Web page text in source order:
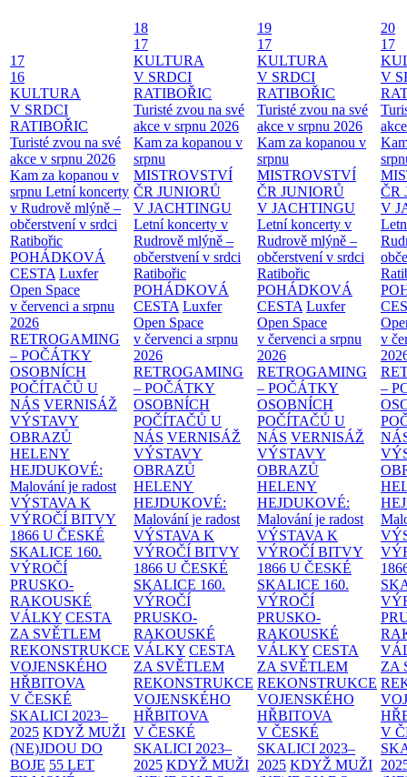
17
16
KULTURA
V SRDCI
RATIBOŘIC
Turisté zvou na své
akce v srpnu 2026
Kam za kopanou v
srpnu Letní koncerty
v Rudrově mlýně –
občerstvení v srdci
Ratibořic
POHÁDKOVÁ
CESTA Luxfer
Open Space
v červenci a srpnu
2026
RETROGAMING
– POČÁTKY
OSOBNÍCH
POČÍTAČŮ U
NÁS VERNISÁŽ
VÝSTAVY
OBRAZŮ
HELENY
HEJDUKOVÉ:
Malování je radost
VÝSTAVA K
VÝROČÍ BITVY
1866 U ČESKÉ
SKALICE 160.
VÝROČÍ
PRUSKO-
RAKOUSKÉ
VÁLKY CESTA
ZA SVĚTLEM
REKONSTRUKCE
VOJENSKÉHO
HŘBITOVA
V ČESKÉ
SKALICI 2023–
2025 KDYŽ MUŽI
(NE)JDOU DO
BOJE 55 LET
18
17
KULTURA
V SRDCI
RATIBOŘIC
Turisté zvou na své
akce v srpnu 2026
Kam za kopanou v
srpnu
MISTROVSTVÍ
ČR JUNIORŮ
V JACHTINGU
Letní koncerty v
Rudrově mlýně –
občerstvení v srdci
Ratibořic
POHÁDKOVÁ
CESTA Luxfer
Open Space
v červenci a srpnu
2026
RETROGAMING
– POČÁTKY
OSOBNÍCH
POČÍTAČŮ U
NÁS VERNISÁŽ
VÝSTAVY
OBRAZŮ
HELENY
HEJDUKOVÉ:
Malování je radost
VÝSTAVA K
VÝROČÍ BITVY
1866 U ČESKÉ
SKALICE 160.
VÝROČÍ
PRUSKO-
RAKOUSKÉ
VÁLKY CESTA
ZA SVĚTLEM
REKONSTRUKCE
VOJENSKÉHO
HŘBITOVA
V ČESKÉ
SKALICI 2023–
2025 KDYŽ MUŽI
19
17
KULTURA
V SRDCI
RATIBOŘIC
Turisté zvou na své
akce v srpnu 2026
Kam za kopanou v
srpnu
MISTROVSTVÍ
ČR JUNIORŮ
V JACHTINGU
Letní koncerty v
Rudrově mlýně –
občerstvení v srdci
Ratibořic
POHÁDKOVÁ
CESTA Luxfer
Open Space
v červenci a srpnu
2026
RETROGAMING
– POČÁTKY
OSOBNÍCH
POČÍTAČŮ U
NÁS VERNISÁŽ
VÝSTAVY
OBRAZŮ
HELENY
HEJDUKOVÉ:
Malování je radost
VÝSTAVA K
VÝROČÍ BITVY
1866 U ČESKÉ
SKALICE 160.
VÝROČÍ
PRUSKO-
RAKOUSKÉ
VÁLKY CESTA
ZA SVĚTLEM
REKONSTRUKCE
VOJENSKÉHO
HŘBITOVA
V ČESKÉ
SKALICI 2023–
2025 KDYŽ MUŽI
20
17
V
ČR
V
v
–
ZA
V